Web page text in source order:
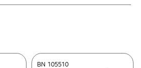
รับประกันสายไม่รั่ว 10 ปี
นกรด ในการทำความสะอาด เนื่องจากผิว
มเสียหายให้เกิดขึ้นกับผิวของสินค้าได้
BN 105510